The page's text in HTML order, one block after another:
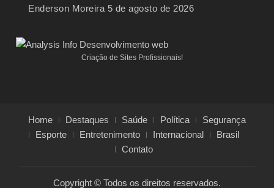
Enderson Moreira 5 de agosto de 2026
Criação de Sites Profissionais!
Home Destaques Saúde Política
Segurança
Esporte
Entretenimento Internacional
Brasil
Contato
Copyright © Todos os direitos reservados.